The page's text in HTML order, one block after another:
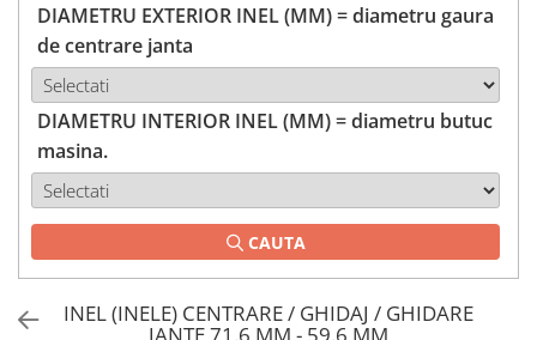
DIAMETRU EXTERIOR INEL (MM) = diametru gaura
de centrare janta
DIAMETRU INTERIOR INEL (MM) = diametru butuc
masina.
CAUTA
INEL (INELE) CENTRARE / GHIDAJ / GHIDARE